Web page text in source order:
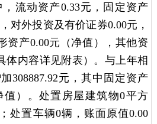
，流动资产0.33元，固定资产
对外投资及有价证券0.00元，
资产0.00元（净值），其他资
体内容详见附表）。与上年相
308887.92元，其中固定资产
值）。处置房屋建筑物0平方
处置车辆0辆，账面原值0.00